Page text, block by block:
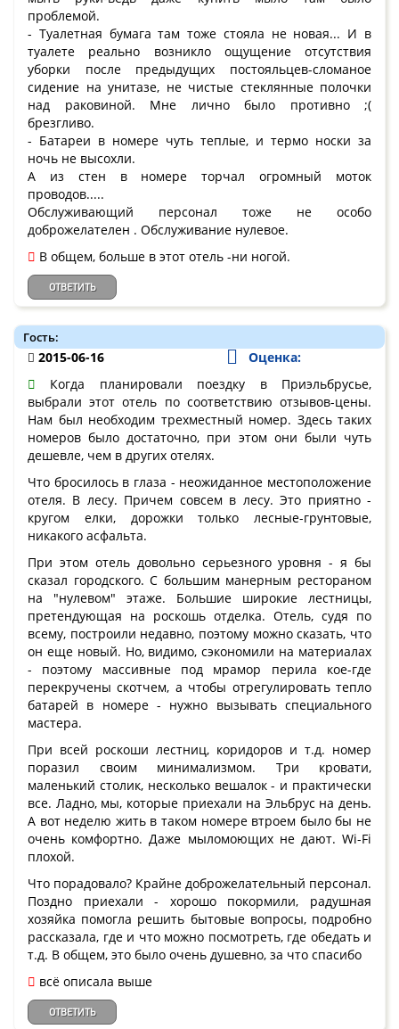
проблемой.
- Туалетная бумага там тоже стояла не новая... И в
туалете реально возникло ощущение отсутствия
уборки после предыдущих постояльцев-сломаное
сидение на унитазе, не чистые стеклянные полочки
над раковиной. Мне лично было противно ;(
брезгливо.
- Батареи в номере чуть теплые, и термо носки за
ночь не высохли.
А из стен в номере торчал огромный моток
проводов.....
Обслуживающий персонал тоже не особо
доброжелателен . Обслуживание нулевое.
В общем, больше в этот отель -ни ногой.
ОТВЕТИТЬ
Гость:
2015-06-16
Оценка:
Когда планировали поездку в Приэльбрусье,
выбрали этот отель по соответствию отзывов-цены.
Нам был необходим трехместный номер. Здесь таких
номеров было достаточно, при этом они были чуть
дешевле, чем в других отелях.
Что бросилось в глаза - неожиданное местоположение
отеля. В лесу. Причем совсем в лесу. Это приятно -
кругом елки, дорожки только лесные-грунтовые,
никакого асфальта.
При этом отель довольно серьезного уровня - я бы
сказал городского. С большим манерным рестораном
на "нулевом" этаже. Большие широкие лестницы,
претендующая на роскошь отделка. Отель, судя по
всему, построили недавно, поэтому можно сказать, что
он еще новый. Но, видимо, сэкономили на материалах
- поэтому массивные под мрамор перила кое-где
перекручены скотчем, а чтобы отрегулировать тепло
батарей в номере - нужно вызывать специального
мастера.
При всей роскоши лестниц, коридоров и т.д. номер
поразил своим минимализмом. Три кровати,
маленький столик, несколько вешалок - и практически
все. Ладно, мы, которые приехали на Эльбрус на день.
А вот неделю жить в таком номере втроем было бы не
очень комфортно. Даже мыломоющих не дают. Wi-Fi
плохой.
Что порадовало? Крайне доброжелательный персонал.
Поздно приехали - хорошо покормили, радушная
хозяйка помогла решить бытовые вопросы, подробно
рассказала, где и что можно посмотреть, где обедать и
т.д. В общем, это было очень душевно, за что спасибо
всё описала выше
ОТВЕТИТЬ